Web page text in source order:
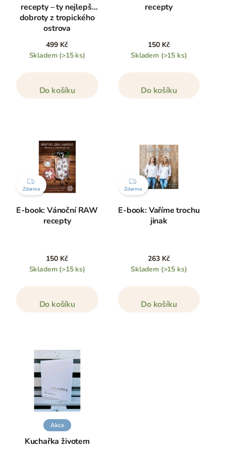
recepty – ty nejlepší
dobroty z tropického
ostrova
499 Kč
Skladem (>15 ks)
Do košíku
recepty
150 Kč
Skladem (>15 ks)
Do košíku
ZDARMA
Zdarma
E-book: Vánoční RAW
recepty
150 Kč
Skladem (>15 ks)
Do košíku
ZDARMA
Zdarma
E-book: Vaříme trochu
jinak
263 Kč
Skladem (>15 ks)
Do košíku
Akce
Kuchařka životem